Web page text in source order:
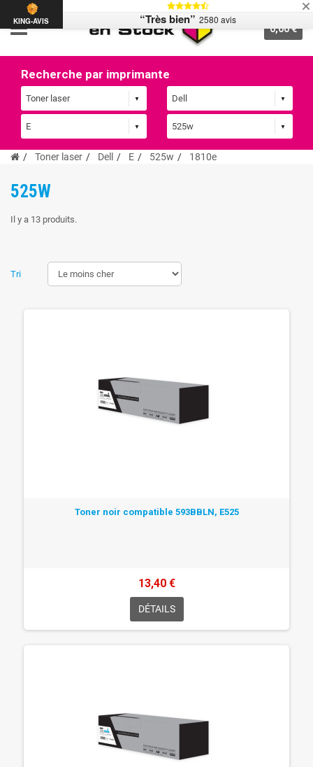
0,00 €
Recherche par imprimante
Toner laser Dell E 525w 1810e
525W
Il y a 13 produits.
Tri
Toner noir compatible 593BBLN, E525
13,40 €
DÉTAILS
KING-AVIS “Très bien” 2580 avis